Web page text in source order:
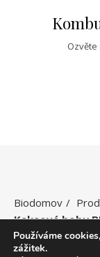
Biodomov
Kakaové boby
Používáme
zážitek.